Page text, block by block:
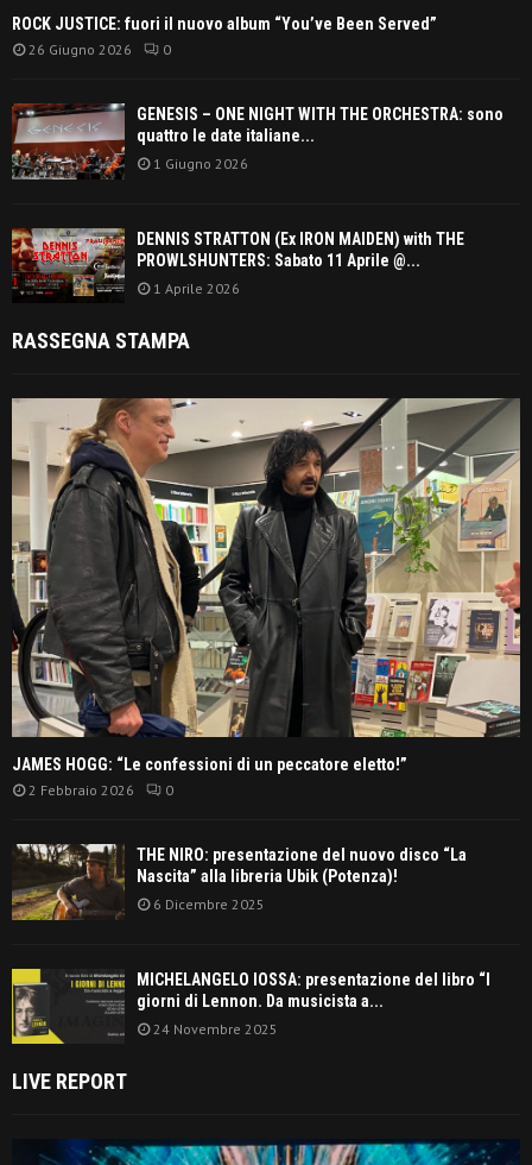
ROCK JUSTICE: fuori il nuovo album “You’ve Been Served”
26 Giugno 2026 0
GENESIS – ONE NIGHT WITH THE ORCHESTRA: sono
quattro le date italiane...
1 Giugno 2026
DENNIS STRATTON (Ex IRON MAIDEN) with THE
PROWLSHUNTERS: Sabato 11 Aprile @...
1 Aprile 2026
RASSEGNA STAMPA
JAMES HOGG: “Le confessioni di un peccatore eletto!”
2 Febbraio 2026 0
THE NIRO: presentazione del nuovo disco “La
Nascita” alla libreria Ubik (Potenza)!
6 Dicembre 2025
MICHELANGELO IOSSA: presentazione del libro “I
giorni di Lennon. Da musicista a...
24 Novembre 2025
LIVE REPORT